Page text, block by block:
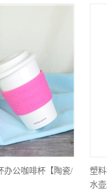
办公咖啡杯【陶瓷/
塑
水